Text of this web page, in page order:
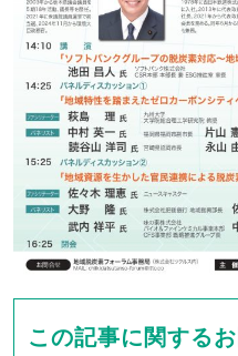
この記事に関する